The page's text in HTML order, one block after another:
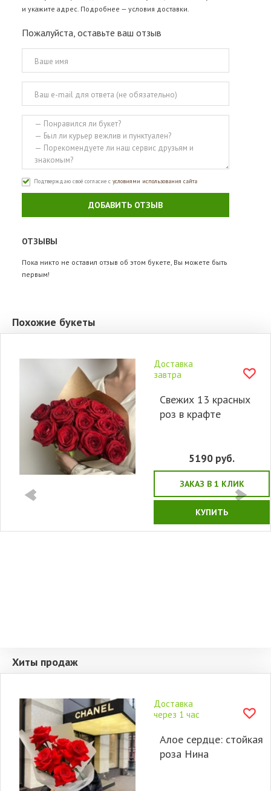
и укажите адрес. Подробнее — условия доставки.
Пожалуйста, оставьте ваш отзыв
Подтверждаю своё согласие с условиями использования сайта
ДОБАВИТЬ ОТЗЫВ
ОТЗЫВЫ
Пока никто не оставил отзыв об этом букете, Вы можете быть
первым!
Похожие букеты
Доставка
завтра
Свежих 13 красных
роз в крафте
5190 руб.
ЗАКАЗ В 1 КЛИК
КУПИТЬ
Хиты продаж
Доставка
через 1 час
Алое сердце: стойкая
роза Нина